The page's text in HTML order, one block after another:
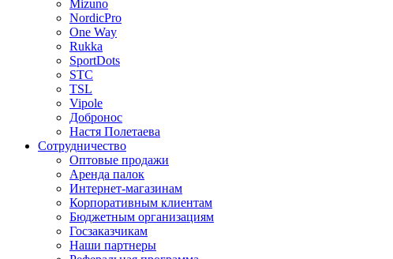
Mizuno
NordicPro
One Way
Rukka
SportDots
STC
TSL
Vipole
Добронос
Настя Полетаева
Сотрудничество
Оптовые продажи
Аренда палок
Интернет-магазинам
Корпоративным клиентам
Бюджетным организациям
Госзаказчикам
Наши партнеры